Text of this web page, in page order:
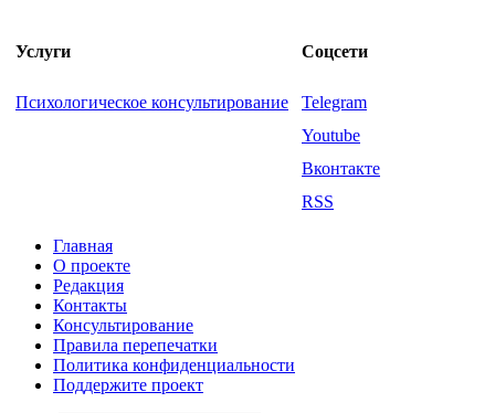
Услуги Соцсети
Психологическое консультирование
Telegram
Youtube
Вконтакте
RSS
Главная
О проекте
Редакция
Контакты
Консультирование
Правила перепечатки
Политика конфиденциальности
Поддержите проект